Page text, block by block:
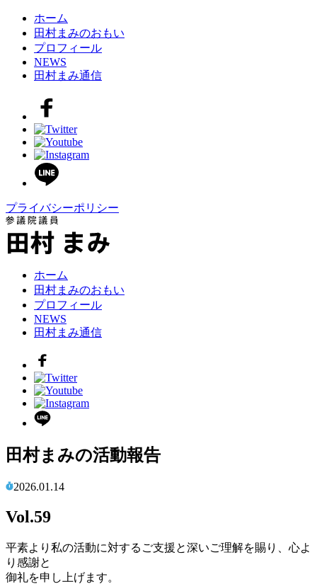
ホーム
田村まみのおもい
プロフィール
NEWS
田村まみ通信
プライバシーポリシー
ホーム
田村まみのおもい
プロフィール
NEWS
田村まみ通信
田村まみの活動報告
2026.01.14
Vol.59
平素より私の活動に対するご支援と深いご理解を賜り、心よ
り感謝と
御礼を申し上げます。